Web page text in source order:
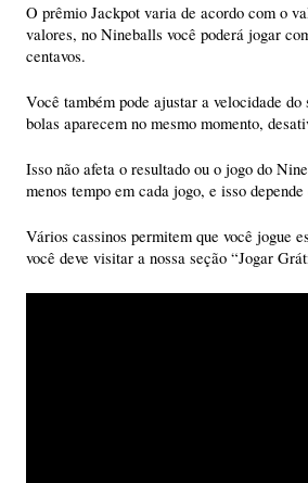
O prêmio Jackpot varia de acordo com o
valores, no Nineballs você poderá jogar
centavos.
Você também pode ajustar a velocidade
bolas aparecem no mesmo momento,
Isso não afeta o resultado ou o jogo do
menos tempo em cada jogo, e isso
Vários cassinos permitem que você jogue
você deve visitar a nossa seção “Jogar